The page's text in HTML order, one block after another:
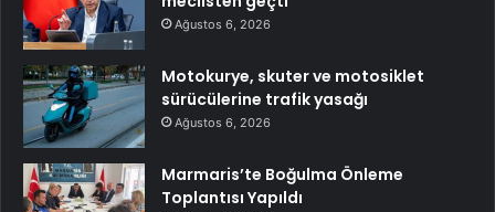
Ağustos 6, 2026
Motokurye, skuter ve motosiklet
sürücülerine trafik yasağı
Ağustos 6, 2026
Marmaris’te Boğulma Önleme
Toplantısı Yapıldı